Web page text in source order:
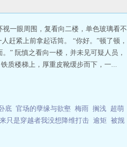
一眼周围，复看向二楼，单色玻璃看不
赶紧上前拿起话筒。 “你好。”顿了顿，
” 阮慎之看向一楼，并未见可疑人员，
质楼梯上，厚重皮靴缓步而下，一...
底 官场的孽缘与欲壑 梅雨 搁浅 超萌
只是穿越者我没想降维打击 逾矩 被觊